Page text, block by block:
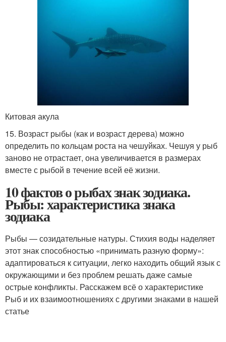
Китовая акула
15. Возраст рыбы (как и возраст дерева) можно
определить по кольцам роста на чешуйках. Чешуя у рыб
заново не отрастает, она увеличивается в размерах
вместе с рыбой в течение всей её жизни.
10 фактов о рыбах знак зодиака.
Рыбы: характеристика знака
зодиака
Рыбы — созидательные натуры. Стихия воды наделяет
этот знак способностью «принимать разную форму»:
адаптироваться к ситуации, легко находить общий язык с
окружающими и без проблем решать даже самые
острые конфликты. Расскажем всё о характеристике
Рыб и их взаимоотношениях с другими знаками в нашей
статье